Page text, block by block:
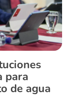
para
de agua